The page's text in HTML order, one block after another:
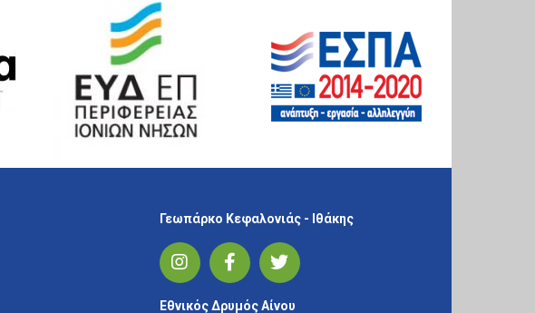
Γεωπάρκο Κεφαλονιάς - Ιθάκης
Εθνικός Δρυμός Αίνου